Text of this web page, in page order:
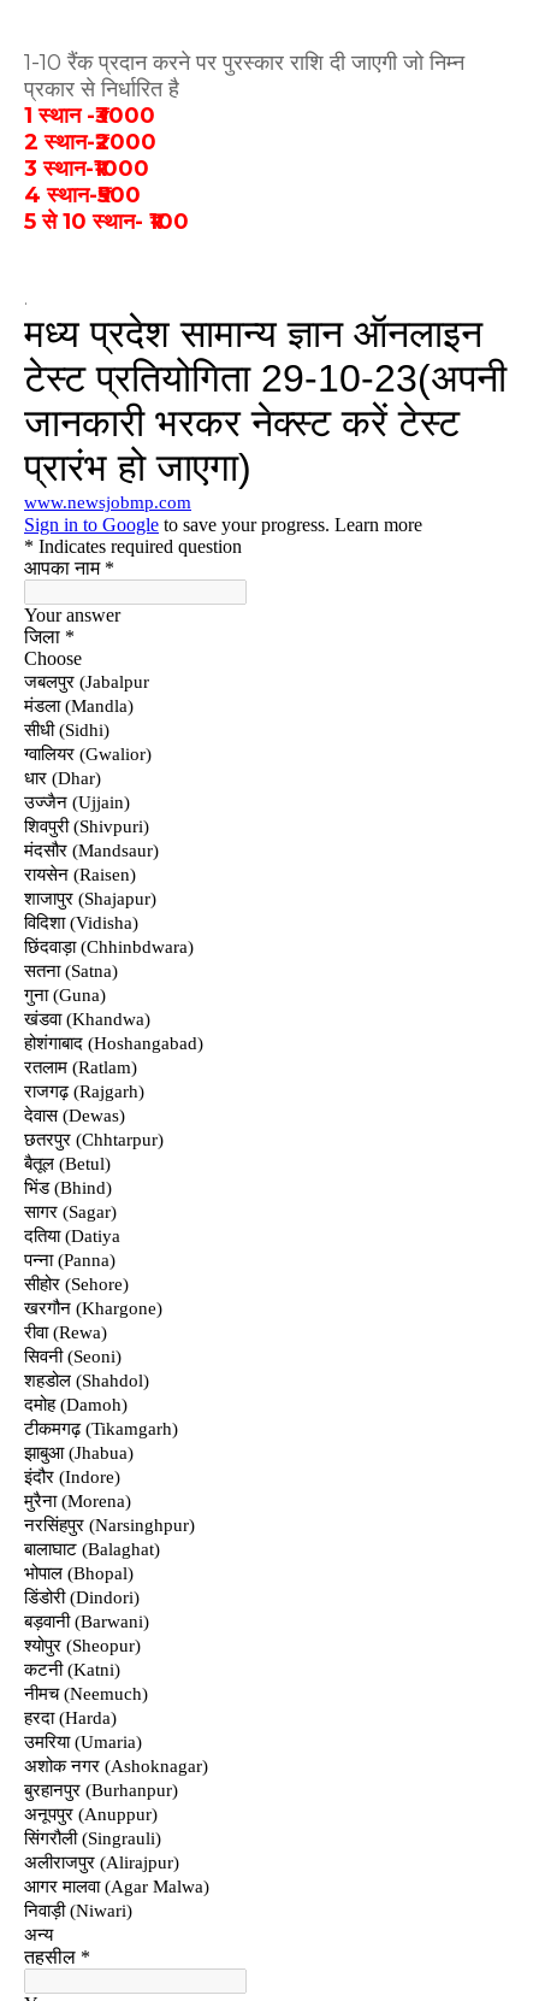
1-10 रैंक प्रदान करने पर पुरस्कार राशि दी जाएगी जो निम्न
प्रकार से निर्धारित है
1 स्थान -₹3000
2 स्थान-₹2000
3 स्थान-₹1000
4 स्थान-₹500
5 से 10 स्थान- ₹100
.